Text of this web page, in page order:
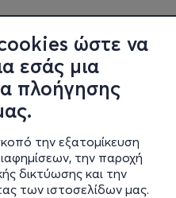
ώστε να
εσάς μια
πλοήγησης
την εξατομίκευση
την παροχή
δικτύωσης και την
των ιστοσελίδων μας.